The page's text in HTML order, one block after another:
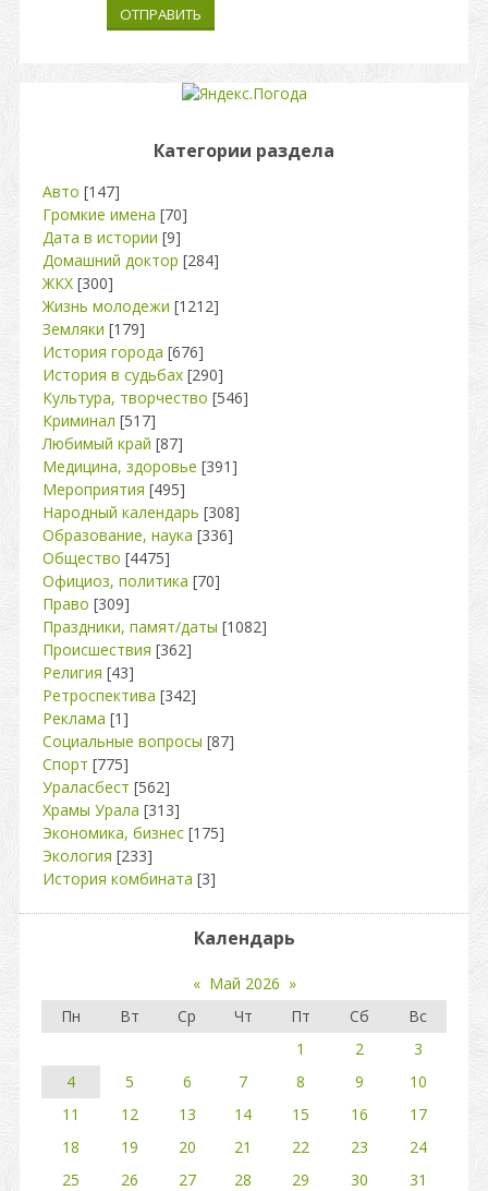
ОТПРАВИТЬ
Категории раздела
Авто [147]
Громкие имена [70]
Дата в истории [9]
Домашний доктор [284]
ЖКХ [300]
Жизнь молодежи [1212]
Земляки [179]
История города [676]
История в судьбах [290]
Культура, творчество [546]
Криминал [517]
Любимый край [87]
Медицина, здоровье [391]
Мероприятия [495]
Народный календарь [308]
Образование, наука [336]
Общество [4475]
Официоз, политика [70]
Право [309]
Праздники, памят/даты [1082]
Происшествия [362]
Религия [43]
Ретроспектива [342]
Реклама [1]
Социальные вопросы [87]
Спорт [775]
Ураласбест [562]
Храмы Урала [313]
Экономика, бизнес [175]
Экология [233]
История комбината [3]
Календарь
« Май 2026 »
Пн
Вт Ср Чт Пт Сб
Вс
1
2
3
4
5 6 7 8 9
10
11
12 13 14 15 16
17
18
19 20 21 22 23
24
25
26 27 28 29 30 31